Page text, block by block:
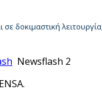
σε δοκιμαστική
Newsflash 2